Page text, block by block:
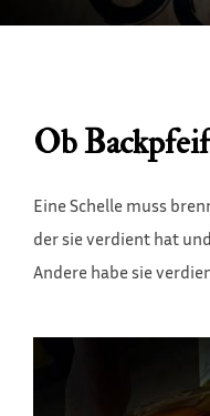
Ob
Eine Schelle muss
der sie verdient hat
Andere habe sie